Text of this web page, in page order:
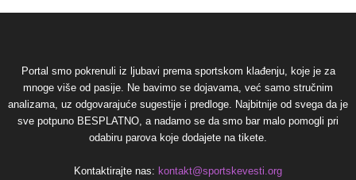
Portal smo pokrenuli iz ljubavi prema sportskom klađenju, koje je za
mnoge više od pasije. Ne bavimo se dojavama, već samo stručnim
analizama, uz odgovarajuće sugestije i predloge. Najbitnije od svega da je
sve potpuno BESPLATNO, a nadamo se da smo bar malo pomogli pri
odabiru parova koje dodajete na tikete.
Kontaktirajte nas: kontakt@sportskevesti.org